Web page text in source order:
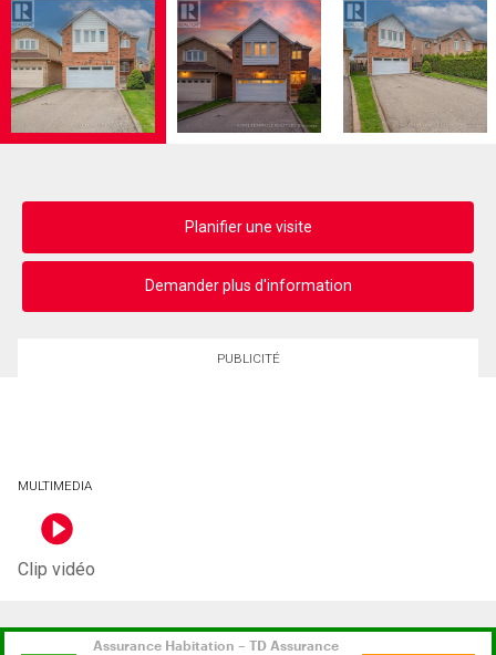
Planifier une visite
Demander plus d'information
PUBLICITÉ
MULTIMEDIA
Clip vidéo